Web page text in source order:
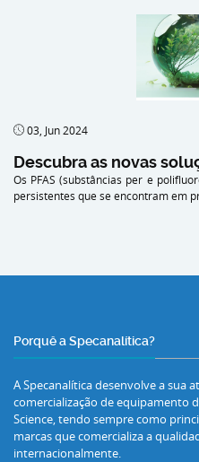
03, Jun 2024
Descubra as novas
Os PFAS (substâncias per e
persistentes que se encontram em
Porquê a Specanalítica?
A Specanalítica desenvolve a sua
comercialização de equipamento
Science, tendo sempre como
marcas que comercializa a
internacionalmente.